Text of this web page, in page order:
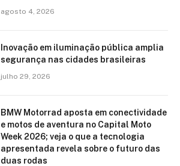
agosto 4, 2026
Inovação em iluminação pública amplia
segurança nas cidades brasileiras
julho 29, 2026
BMW Motorrad aposta em conectividade
e motos de aventura no Capital Moto
Week 2026; veja o que a tecnologia
apresentada revela sobre o futuro das
duas rodas